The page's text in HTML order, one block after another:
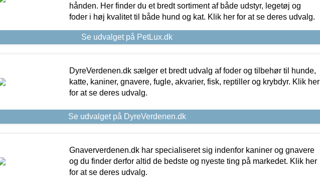
hånden. Her finder du et bredt sortiment af både udstyr, legetøj og
foder i høj kvalitet til både hund og kat. Klik her for at se deres udvalg.
Se udvalget på PetLux.dk
DyreVerdenen.dk sælger et bredt udvalg af foder og tilbehør til hunde,
katte, kaniner, gnavere, fugle, akvarier, fisk, reptiller og krybdyr. Klik her
for at se deres udvalg.
Se udvalget på DyreVerdenen.dk
Gnaververdenen.dk har specialiseret sig indenfor kaniner og gnavere
og du finder derfor altid de bedste og nyeste ting på markedet. Klik her
for at se deres udvalg.